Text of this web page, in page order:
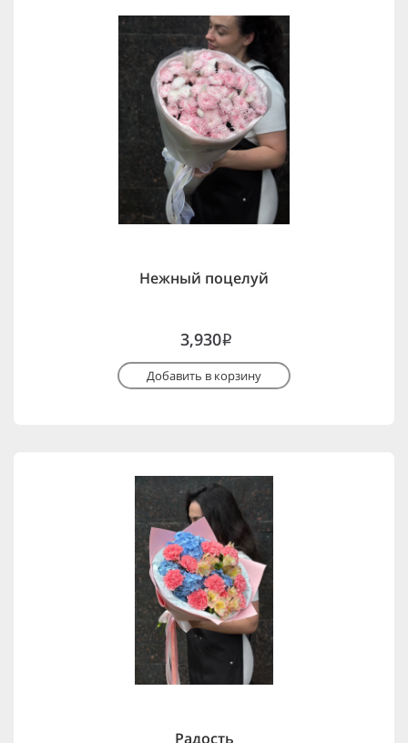
Нежный поцелуй
3,930i
Добавить в корзину
Радость